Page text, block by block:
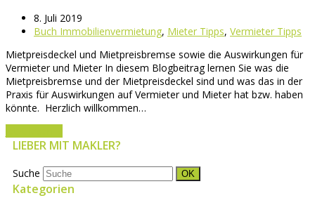
8. Juli 2019
Buch Immobilienvermietung, Mieter Tipps, Vermieter Tipps
Mietpreisdeckel und Mietpreisbremse sowie die Auswirkungen für
Vermieter und Mieter In diesem Blogbeitrag lernen Sie was die
Mietpreisbremse und der Mietpreisdeckel sind und was das in der
Praxis für Auswirkungen auf Vermieter und Mieter hat bzw. haben
könnte. Herzlich willkommen…
LIEBER MIT MAKLER?
Suche OK
Kategorien